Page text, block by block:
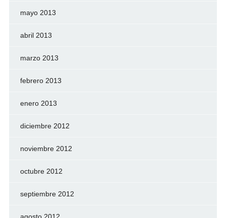
mayo 2013
abril 2013
marzo 2013
febrero 2013
enero 2013
diciembre 2012
noviembre 2012
octubre 2012
septiembre 2012
agosto 2012